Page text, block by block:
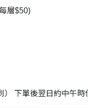
層$50)
下單後翌日約中午